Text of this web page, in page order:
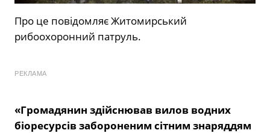
Про це повідомляє Житомирський
рибоохоронний патруль.
РЕКЛАМА
«Громадянин здійснював вилов водних
біоресурсів забороненим сітним знаряддям